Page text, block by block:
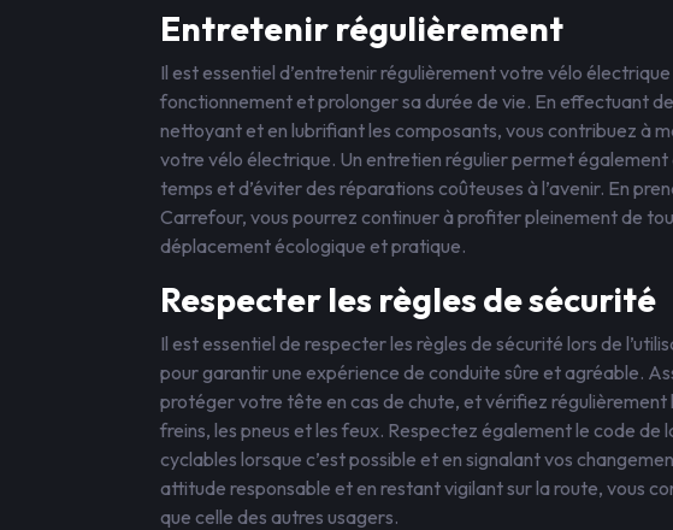
Entretenir régulièrement
Il est essentiel d’entretenir régulièrement votre vélo
fonctionnement et prolonger sa durée de vie. En effectuant
nettoyant et en lubrifiant les composants, vous contribuez à
votre vélo électrique. Un entretien régulier permet
temps et d’éviter des réparations coûteuses à l’avenir. En
Carrefour, vous pourrez continuer à profiter pleinement de
déplacement écologique et pratique.
Respecter les règles de sécurité
Il est essentiel de respecter les règles de sécurité lors de
pour garantir une expérience de conduite sûre et agréable.
protéger votre tête en cas de chute, et vérifiez régulièrement
freins, les pneus et les feux. Respectez également le code de
cyclables lorsque c’est possible et en signalant vos
attitude responsable et en restant vigilant sur la route, vous
que celle des autres usagers.